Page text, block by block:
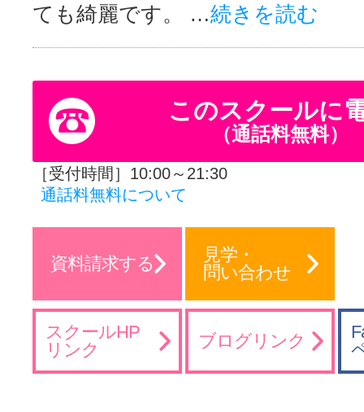
ても綺麗です。 …続きを読む
このスクールに
（通話料無料）
［受付時間］10:00～21:30
通話料無料について
資料請求する
見学・
問い合わせ
スクールHP
リンク
ブログリンク